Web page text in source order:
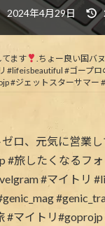
2024年4月29日
:
ます .ちょー良い国バ
#ゴープ
#ジェットスターサマ